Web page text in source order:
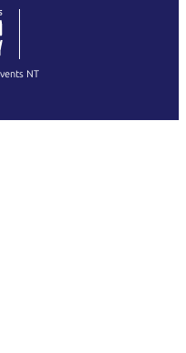
繁體中文
NT